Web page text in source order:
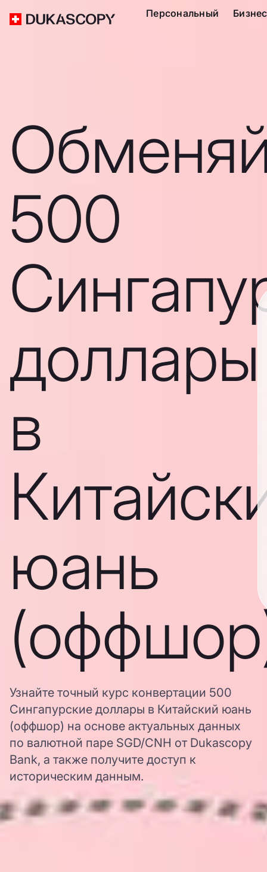
Персональный Бизнес
500
доллары
в
юань
Узнайте точный курс конвертации 500
Сингапурские доллары в Китайский юань
(оффшор) на основе актуальных данных
по валютной паре SGD/CNH от Dukascopy
Bank, а также получите доступ к
историческим данным.